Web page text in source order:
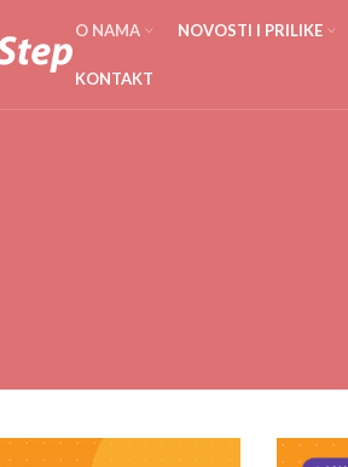
O NAMA NOVOSTI I PRILIKE
KONTAKT